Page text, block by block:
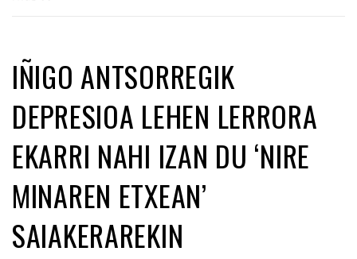
IÑIGO ANTSORREGIK
DEPRESIOA LEHEN LERRORA
EKARRI NAHI IZAN DU ‘NIRE
MINAREN ETXEAN’
SAIAKERAREKIN